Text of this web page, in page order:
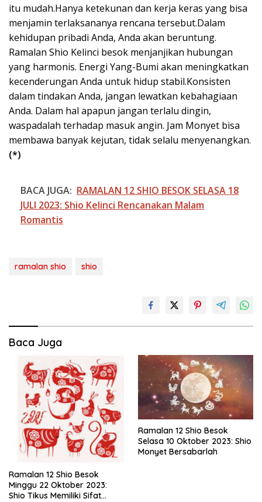
itu mudah.Hanya ketekunan dan kerja keras yang bisa
menjamin terlaksananya rencana tersebut.Dalam
kehidupan pribadi Anda, Anda akan beruntung.
Ramalan Shio Kelinci besok menjanjikan hubungan
yang harmonis. Energi Yang-Bumi akan meningkatkan
kecenderungan Anda untuk hidup stabil.Konsisten
dalam tindakan Anda, jangan lewatkan kebahagiaan
Anda. Dalam hal apapun jangan terlalu dingin,
waspadalah terhadap masuk angin. Jam Monyet bisa
membawa banyak kejutan, tidak selalu menyenangkan.
(*)
BACA JUGA: RAMALAN 12 SHIO BESOK SELASA 18
JULI 2023: Shio Kelinci Rencanakan Malam
Romantis
ramalan shio shio
Baca Juga
Ramalan 12 Shio Besok
Minggu 22 Oktober 2023:
Shio Tikus Memiliki Sifat
Ramalan 12 Shio Besok
Selasa 10 Oktober 2023: Shio
Monyet Bersabarlah